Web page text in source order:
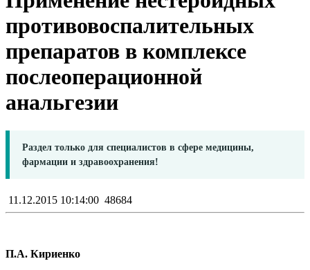
противовоспалительных
препаратов в комплексе
послеоперационной
анальгезии
Раздел только для специалистов в сфере медицины,
фармации и здравоохранения!
11.12.2015 10:14:00 48684
П.А. Кириенко